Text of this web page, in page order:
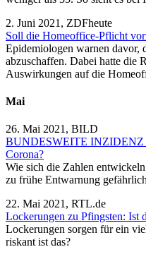
2. Juni 2021, ZDFheute
Soll die Homeoffice-Pflicht
Epidemiologen warnen
abzuschaffen. Dabei hatte die
Auswirkungen auf die
Mai
26. Mai 2021, BILD
BUNDESWEITE INZIDENZ
Corona?
Wie sich die Zahlen
zu frühe Entwarnung
22. Mai 2021, RTL.de
Lockerungen zu Pfingsten: Ist
Lockerungen sorgen für ein
riskant ist das?